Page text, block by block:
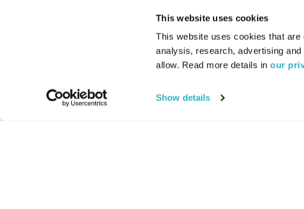
This website uses cookies
This website uses cookies that
analysis, research, advertising
allow. Read more details in our
Show details